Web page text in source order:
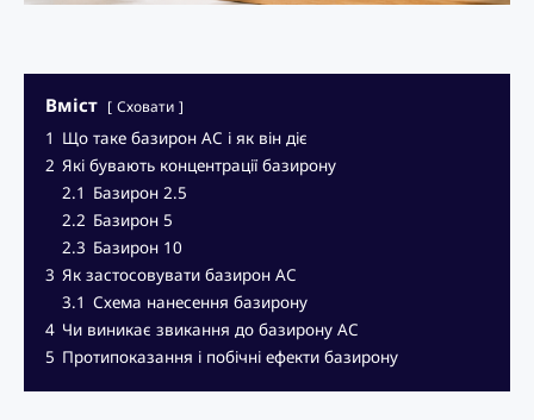
Вміст Сховати
1 Що таке базирон AC і як він діє
2 Які бувають концентрації базирону
2.1 Базирон 2.5
2.2 Базирон 5
2.3 Базирон 10
3 Як застосовувати базирон AC
3.1 Схема нанесення базирону
4 Чи виникає звикання до базирону AC
5 Протипоказання і побічні ефекти базирону